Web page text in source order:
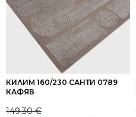
КИЛИМ 160/230 САНТИ 0789
КАФЯВ
149.30€